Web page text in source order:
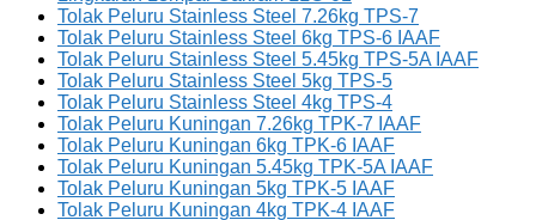
Tolak Peluru Stainless Steel 7.26kg TPS-7
Tolak Peluru Stainless Steel 6kg TPS-6 IAAF
Tolak Peluru Stainless Steel 5.45kg TPS-5A IAAF
Tolak Peluru Stainless Steel 5kg TPS-5
Tolak Peluru Stainless Steel 4kg TPS-4
Tolak Peluru Kuningan 7.26kg TPK-7 IAAF
Tolak Peluru Kuningan 6kg TPK-6 IAAF
Tolak Peluru Kuningan 5.45kg TPK-5A IAAF
Tolak Peluru Kuningan 5kg TPK-5 IAAF
Tolak Peluru Kuningan 4kg TPK-4 IAAF